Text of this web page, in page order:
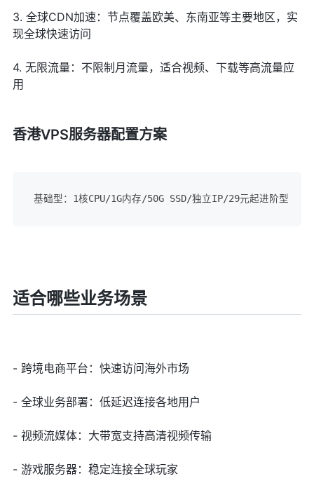
3. 全球CDN加速：节点覆盖欧美、东南亚等主要地区，实
现全球快速访问
4. 无限流量：不限制月流量，适合视频、下载等高流量应
用
香港VPS服务器配置方案
基础型：1核CPU/1G内存/50G SSD/独立IP/29元起进阶型：2
适合哪些业务场景
- 跨境电商平台：快速访问海外市场
- 全球业务部署：低延迟连接各地用户
- 视频流媒体：大带宽支持高清视频传输
- 游戏服务器：稳定连接全球玩家